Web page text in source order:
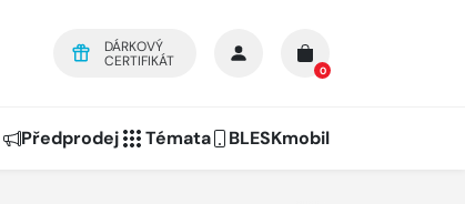
DÁRKOVÝ
CERTIFIKÁT
0
Předprodej Témata BLESKmobil